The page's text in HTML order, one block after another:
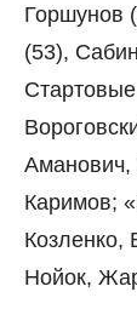
Горшунов
(53),
Аманович,
Каримов;
Козленко,
Нойок,